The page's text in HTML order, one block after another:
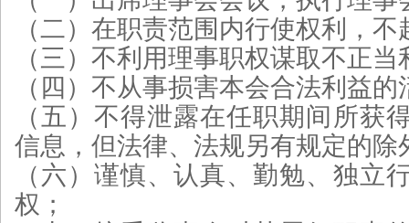
（二）在职责范围内行使权利，不
（三）不利用理事职权谋取不正当
（四）不从事损害本会合法利益的
（五）不得泄露在任职期间所获
信息，但法律、法规另有规定的除
（六）谨慎、认真、勤勉、独立
权；